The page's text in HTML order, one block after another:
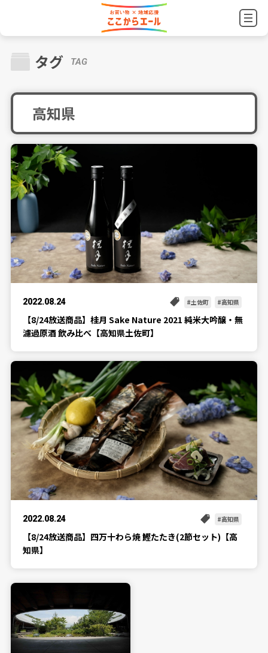
タグ TAG
高知県
2022.08.24 土佐町 高知県
【8/24放送商品】桂月 Sake Nature 2021 純米大吟醸・無
濾過原酒 飲み比べ【高知県土佐町】
2022.08.24 高知県
【8/24放送商品】四万十わら焼 鰹たたき(2節セット)【高
知県】